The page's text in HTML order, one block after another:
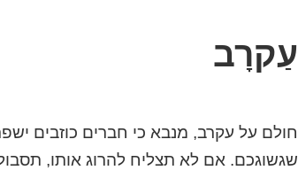
עַקרָב
חולם על עקרב, מנבא כי חברים כוזבים
שגשוגכם. אם לא תצליח להרוג אותו,